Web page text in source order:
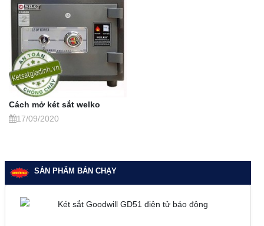
Cách mở két sắt welko
17/09/2020
SẢN PHẨM BÁN CHẠY